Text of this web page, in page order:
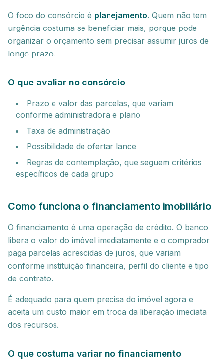
O foco do consórcio é planejamento. Quem não tem
urgência costuma se beneficiar mais, porque pode
organizar o orçamento sem precisar assumir juros de
longo prazo.
O que avaliar no consórcio
Prazo e valor das parcelas, que variam
conforme administradora e plano
Taxa de administração
Possibilidade de ofertar lance
Regras de contemplação, que seguem critérios
específicos de cada grupo
Como funciona o financiamento imobiliário
O financiamento é uma operação de crédito. O banco
libera o valor do imóvel imediatamente e o comprador
paga parcelas acrescidas de juros, que variam
conforme instituição financeira, perfil do cliente e tipo
de contrato.
É adequado para quem precisa do imóvel agora e
aceita um custo maior em troca da liberação imediata
dos recursos.
O que costuma variar no financiamento